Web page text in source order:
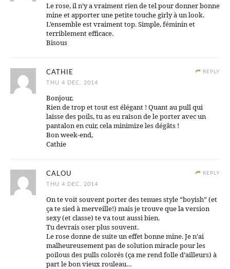
Le rose, il n’y a vraiment rien de tel pour donner bonne
mine et apporter une petite touche girly à un look.
L’ensemble est vraiment top. Simple, féminin et
terriblement efficace.
Bisous
REPLY
CATHIE
THU 4 DEC, 2014
Bonjour,
Rien de trop et tout est élégant ! Quant au pull qui
laisse des poils, tu as eu raison de le porter avec un
pantalon en cuir, cela minimize les dégâts !
Bon week-end,
Cathie
REPLY
CALOU
THU 4 DEC, 2014
On te voit souvent porter des tenues style “boyish” (et
ça te sied à merveille!) mais je trouve que la version
sexy (et classe) te va tout aussi bien.
Tu devrais oser plus souvent.
Le rose donne de suite un effet bonne mine. Je n’ai
malheureusement pas de solution miracle pour les
poilous des pulls colorés (ça me rend folle d’ailleurs) à
part le bon vieux rouleau…